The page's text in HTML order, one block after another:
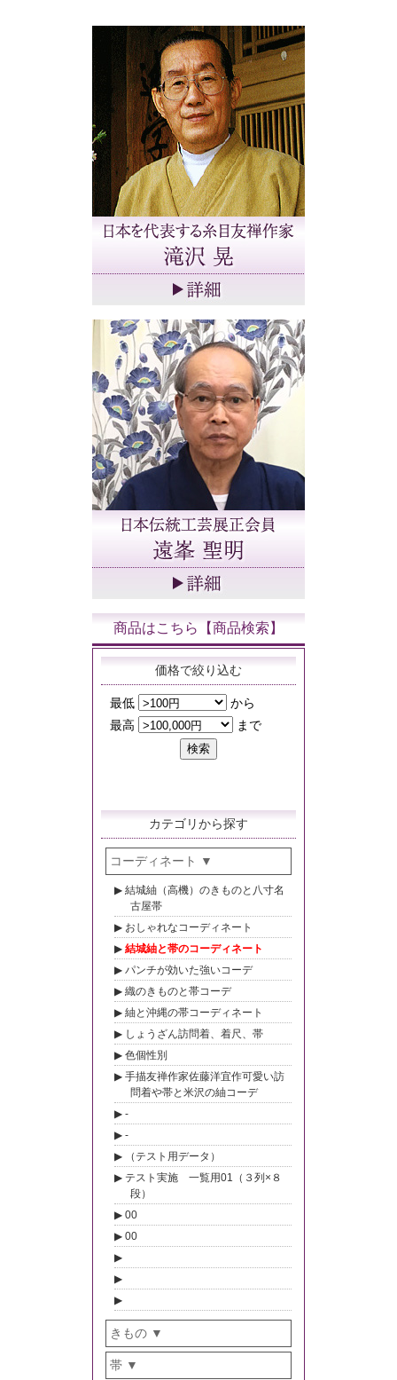
商品はこちら【商品検索】
価格で絞り込む
カテゴリから探す
コーディネート
結城紬（高機）のきものと八寸名
古屋帯
おしゃれなコーディネート
結城紬と帯のコーディネート
パンチが効いた強いコーデ
織のきものと帯コーデ
紬と沖縄の帯コーディネート
しょうざん訪問着、着尺、帯
色個性別
手描友禅作家佐藤洋宜作可愛い訪
問着や帯と米沢の紬コーデ
-
-
（テスト用データ）
テスト実施 一覧用01（３列×８
段）
00
00
きもの
帯